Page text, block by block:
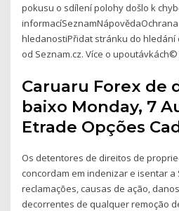
pokusu o sdílení polohy došlo k
hledanostiPřidat stránku do hledání
od Seznam.cz. Více o upoutávkách©
Caruaru Forex de
baixo Monday, 7
Etrade Opções
Os detentores de direitos de
concordam em indenizar e isentar a
reclamações, causas de ação,
decorrentes de qualquer remoção